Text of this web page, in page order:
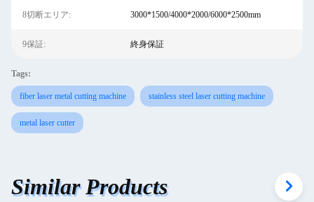
8切断エリア: 3000*1500/4000*2000/6000*2500mm
9保証: 終身保証
Tags:
fiber laser metal cutting machine stainless steel laser cutting machine
metal laser cutter
Similar Products